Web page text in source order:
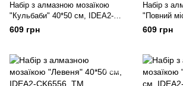
Набір з алмазною мозаїкою
"Кульбаби" 40*50 см, IDEA2-
CK6575, ТМ "99IDEAS"
609 грн
Набір з
"Повний
IDEA2-
609 грн